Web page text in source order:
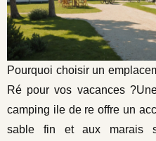
Pourquoi choisir un
Ré pour vos vacances
camping ile de re offre un
sable fin et aux marais